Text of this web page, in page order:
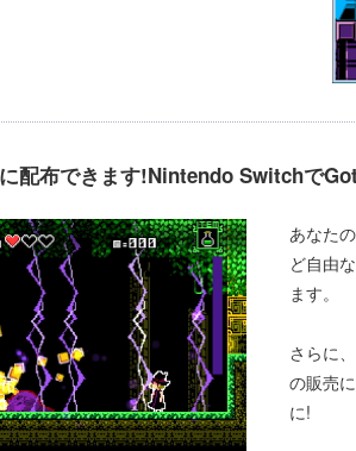
配布できます!Nintendo Switchで
あなた
ど自由
ます。
さらに
の販売
に!